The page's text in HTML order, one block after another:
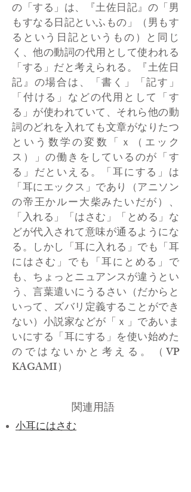
の「する」は、『土佐日記』の「男
もすなる日記といふもの」（男もす
るという日記というもの）と同じ
く、他の動詞の代用として使われる
「する」だと考えられる。『土佐日
記』の場合は、「書く」「記す」
「付ける」などの代用として「す
る」が使われていて、それら他の動
詞のどれを入れても文章がなりたつ
という数学の変数「ｘ（エック
ス）」の働きをしているのが「す
る」だといえる。「耳にする」は
「耳にエックス」であり（アニソン
の帝王かルー大柴みたいだが）、
「入れる」「はさむ」「とめる」な
どが代入されて意味が通るようにな
る。しかし「耳に入れる」でも「耳
にはさむ」でも「耳にとめる」で
も、ちょっとニュアンスが違うとい
う、言葉遣いにうるさい（だからと
いって、ズバリ定義することができ
ない）小説家などが「ｘ」であいま
いにする「耳にする」を使い始めた
のではないかと考える。（VP
KAGAMI）
関連用語
​小耳にはさむ